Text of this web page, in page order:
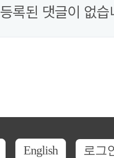
등록된 댓글이 없습
English 로그